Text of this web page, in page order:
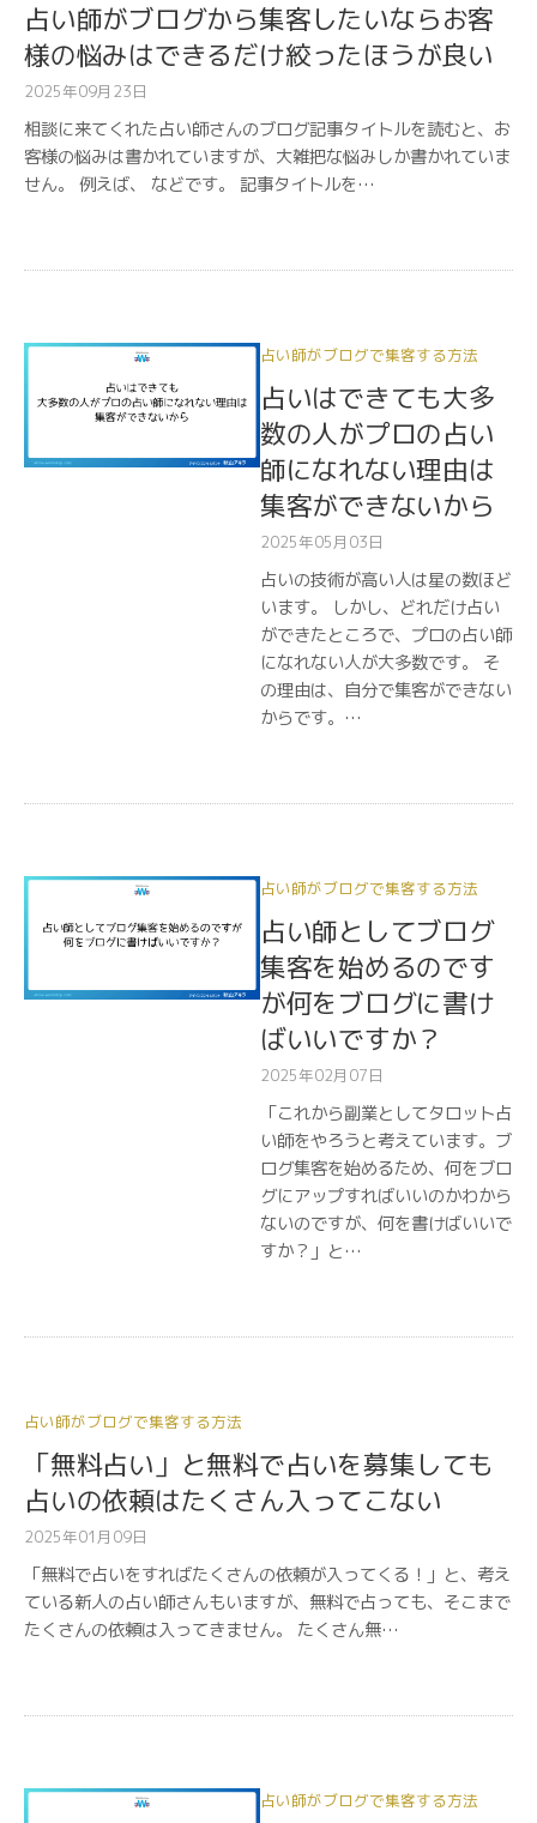
占い師がブログから集客したいならお客
様の悩みはできるだけ絞ったほうが良い
2025年09月23日
相談に来てくれた占い師さんのブログ記事タイトルを読むと、お
客様の悩みは書かれていますが、大雑把な悩みしか書かれていま
せん。 例えば、 などです。 記事タイトルを…
占い師がブログで集客する方法
占いはできても大多
数の人がプロの占い
師になれない理由は
集客ができないから
2025年05月03日
占いの技術が高い人は星の数ほど
います。 しかし、どれだけ占い
ができたところで、プロの占い師
になれない人が大多数です。 そ
の理由は、自分で集客ができない
からです。…
占い師がブログで集客する方法
占い師としてブログ
集客を始めるのです
が何をブログに書け
ばいいですか？
2025年02月07日
「これから副業としてタロット占
い師をやろうと考えています。ブ
ログ集客を始めるため、何をブロ
グにアップすればいいのかわから
ないのですが、何を書けばいいで
すか？」と…
占い師がブログで集客する方法
「無料占い」と無料で占いを募集しても
占いの依頼はたくさん入ってこない
2025年01月09日
「無料で占いをすればたくさんの依頼が入ってくる！」と、考え
ている新人の占い師さんもいますが、無料で占っても、そこまで
たくさんの依頼は入ってきません。 たくさん無…
占い師がブログで集客する方法